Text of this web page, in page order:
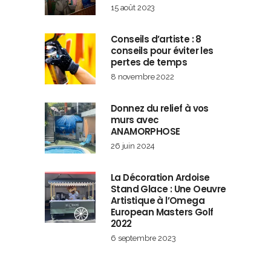
15 août 2023
Conseils d’artiste : 8
conseils pour éviter les
pertes de temps
8 novembre 2022
Donnez du relief à vos
murs avec
ANAMORPHOSE
26 juin 2024
La Décoration Ardoise
Stand Glace : Une Oeuvre
Artistique à l’Omega
European Masters Golf
2022
6 septembre 2023